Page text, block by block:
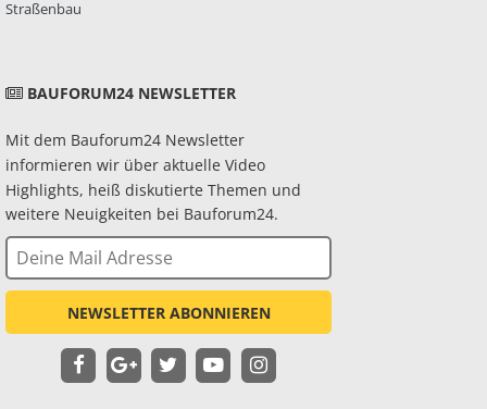
Straßenbau
BAUFORUM24 NEWSLETTER
Mit dem Bauforum24 Newsletter
informieren wir über aktuelle Video
Highlights, heiß diskutierte Themen und
weitere Neuigkeiten bei Bauforum24.
NEWSLETTER ABONNIEREN